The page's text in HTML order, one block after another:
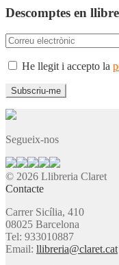
Descomptes en
He llegit i accepto la
Segueix-nos
© 2026 Llibreria Claret
Contacte
Carrer Sicília, 410
08025 Barcelona
Tel: 933010887
Email: llibreria@claret.cat